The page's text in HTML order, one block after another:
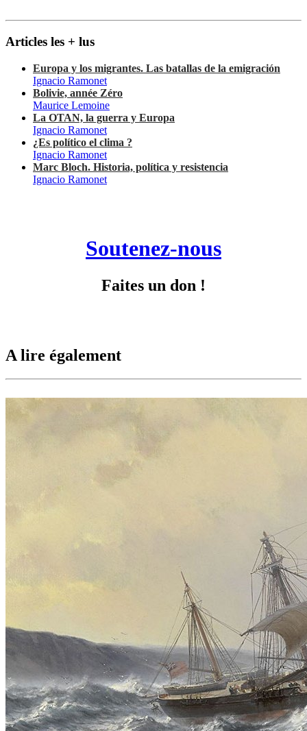
Articles les + lus
Europa y los migrantes. Las batallas de la emigración
Ignacio Ramonet
Bolivie, année Zéro
Maurice Lemoine
La OTAN, la guerra y Europa
Ignacio Ramonet
¿Es político el clima ?
Ignacio Ramonet
Marc Bloch. Historia, política y resistencia
Ignacio Ramonet
Soutenez-nous
Faites un don !
A lire également